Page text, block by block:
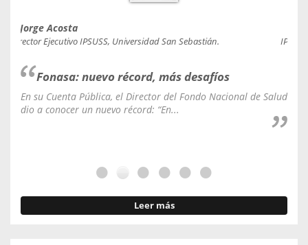
Jorge Acosta
Director Ejecutivo IPSUSS, Universidad San Sebastián.
Fonasa: nuevo récord, más desafíos
En su Cuenta Pública, el Director del Fondo Nacional de Salud
dio a conocer un nuevo récord: “En...
Leer más